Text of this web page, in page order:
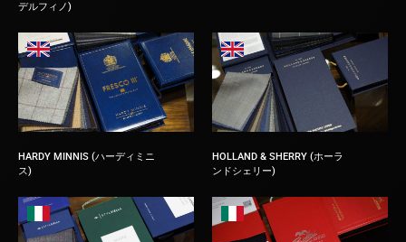
デルフィノ)
HARDY MINNIS (ハーディミニ
ス)
HOLLAND & SHERRY (ホーラ
ンドシェリー)